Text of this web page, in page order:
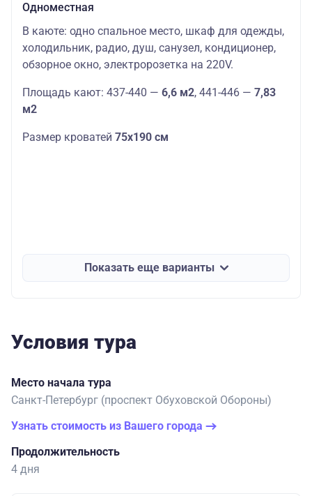
Одноместная
В каюте: одно спальное место, шкаф для одежды,
холодильник, радио, душ, санузел, кондиционер,
обзорное окно, электророзетка на 220V.
Площадь кают: 437-440 — 6,6 м2, 441-446 — 7,83
м2
Размер кроватей 75х190 см
Показать еще варианты
Условия тура
Место начала тура
Санкт-Петербург (проспект Обуховской Обороны)
Узнать стоимость из Вашего города
Продолжительность
4 дня